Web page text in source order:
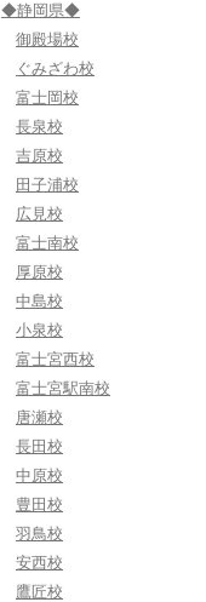
◆静岡県◆
御殿場校
ぐみざわ校
富士岡校
長泉校
吉原校
田子浦校
広見校
富士南校
厚原校
中島校
小泉校
富士宮西校
富士宮駅南校
唐瀬校
長田校
中原校
豊田校
羽鳥校
安西校
鷹匠校